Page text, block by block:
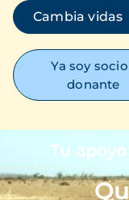
Cambia vidas
Ya soy
donante
Tu